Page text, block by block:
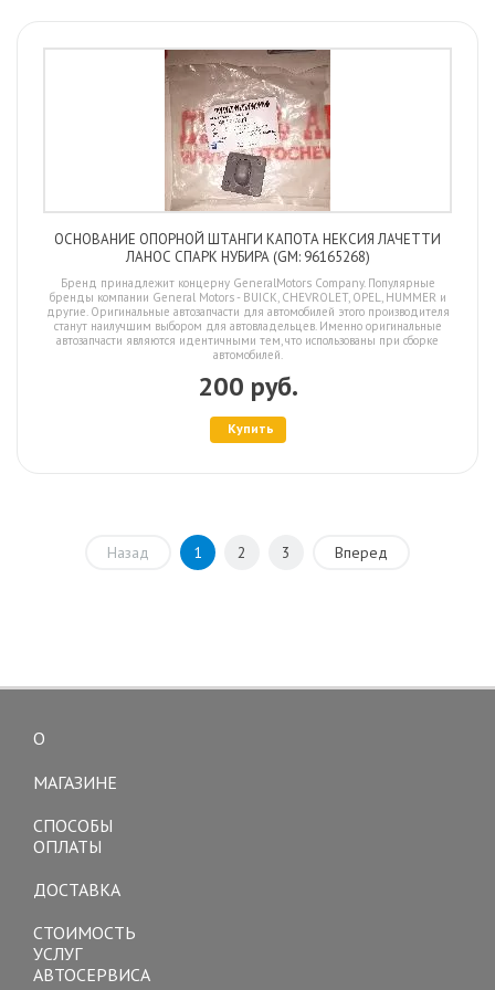
ОСНОВАНИЕ ОПОРНОЙ ШТАНГИ КАПОТА НЕКСИЯ ЛАЧЕТТИ
ЛАНОС СПАРК НУБИРА (GM: 96165268)
Бренд принадлежит концерну GeneralMotors Company. Популярные
бренды компании General Motors - BUICK, CHEVROLET, OPEL, HUMMER и
другие. Оригинальные автозапчасти для автомобилей этого производителя
станут наилучшим выбором для автовладельцев. Именно оригинальные
автозапчасти являются идентичными тем, что использованы при сборке
автомобилей.
200 руб.
Купить
Назад 1 2 3 Вперед
О
МАГАЗИНЕ
СПОСОБЫ
ОПЛАТЫ
ДОСТАВКА
СТОИМОСТЬ
УСЛУГ
АВТОСЕРВИСА